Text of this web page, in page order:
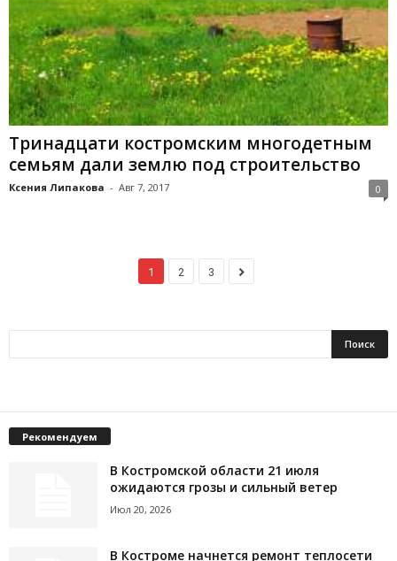
Тринадцати костромским многодетным
семьям дали землю под строительство
Ксения Липакова - Авг 7, 2017 0
1 2 3
Рекомендуем
В Костромской области 21 июля
ожидаются грозы и сильный ветер
Июл 20, 2026
В Костроме начнется ремонт теплосети